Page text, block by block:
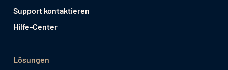
Support kontaktieren
Hilfe-Center
Lösungen